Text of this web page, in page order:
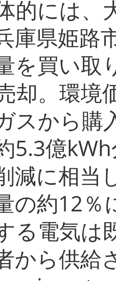
的には、
庫県姫路
を買い取
却。環境
スから購
5.3億
減に相当
の約12％
る電気は
から供給